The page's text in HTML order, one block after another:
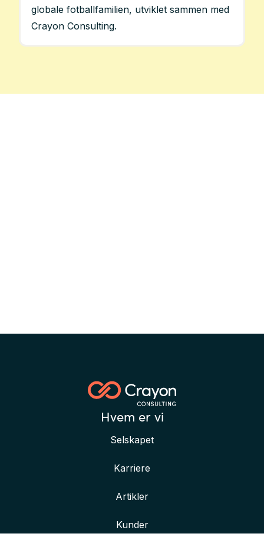
globale fotballfamilien, utviklet sammen med
Crayon Consulting.
Hvem er vi
Selskapet
Karriere
Artikler
Kunder